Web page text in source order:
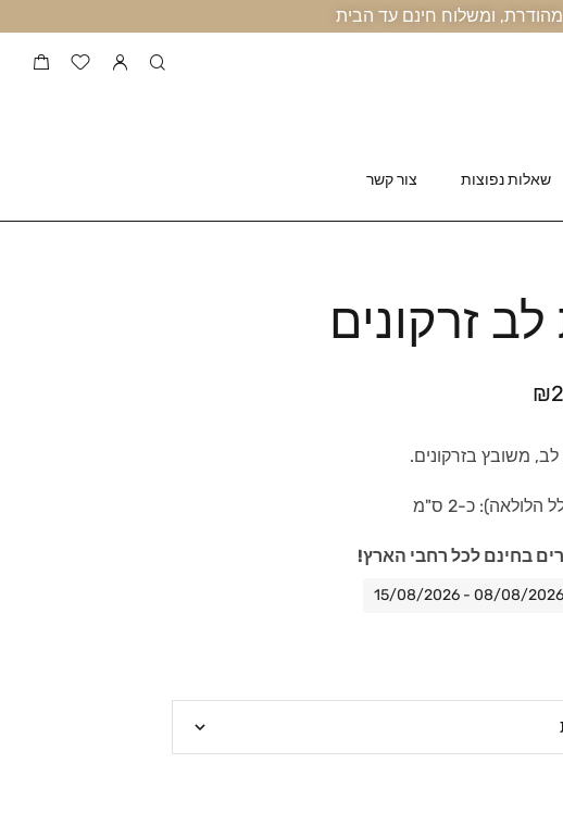
שאלות נפוצות צור קשר
זרקונים
₪
משובץ בזרקונים.
הלולאה): כ-2 ס"מ
בחינם לכל רחבי הארץ!